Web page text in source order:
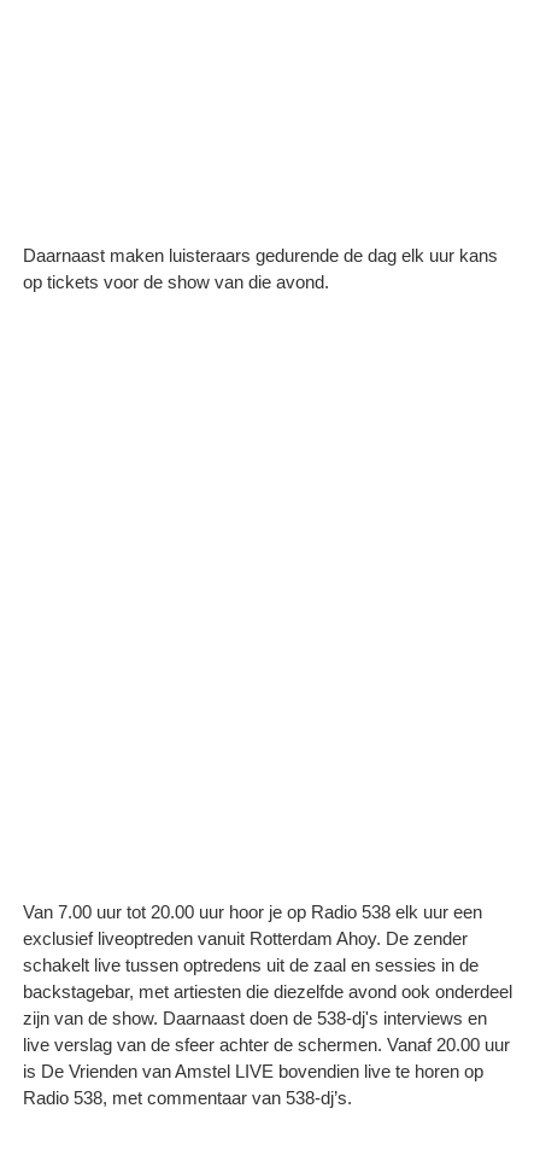
Daarnaast maken luisteraars gedurende de dag elk uur kans
op tickets voor de show van die avond.
Van 7.00 uur tot 20.00 uur hoor je op Radio 538 elk uur een
exclusief liveoptreden vanuit Rotterdam Ahoy. De zender
schakelt live tussen optredens uit de zaal en sessies in de
backstagebar, met artiesten die diezelfde avond ook onderdeel
zijn van de show. Daarnaast doen de 538-dj's interviews en
live verslag van de sfeer achter de schermen. Vanaf 20.00 uur
is De Vrienden van Amstel LIVE bovendien live te horen op
Radio 538, met commentaar van 538-dj’s.